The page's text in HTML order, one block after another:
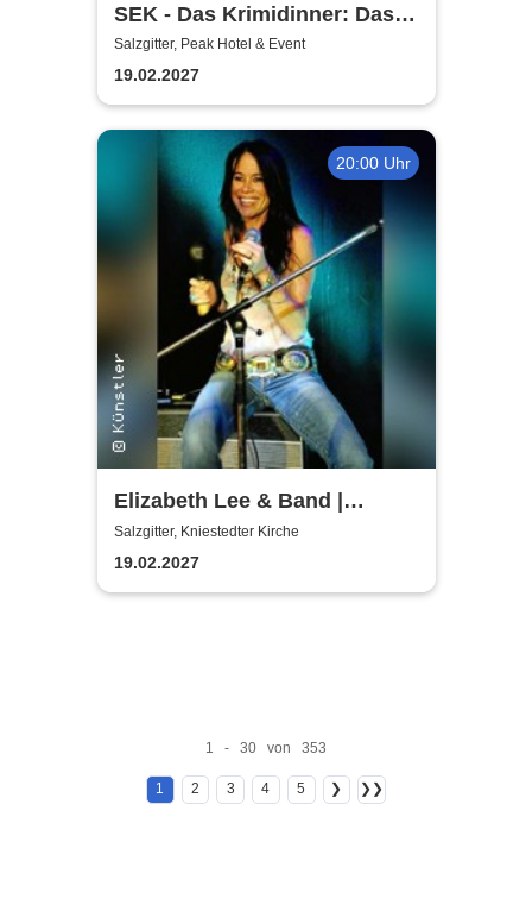
SEK - Das Krimidinner: Das
Vermächtnis
Salzgitter, Peak Hotel & Event
19.02.2027
20:00 Uhr
Elizabeth Lee & Band |
Kniestedter Kirche
Salzgitter, Kniestedter Kirche
19.02.2027
1 - 30 von 353
1 2 3 4 5 ❯ ❯❯